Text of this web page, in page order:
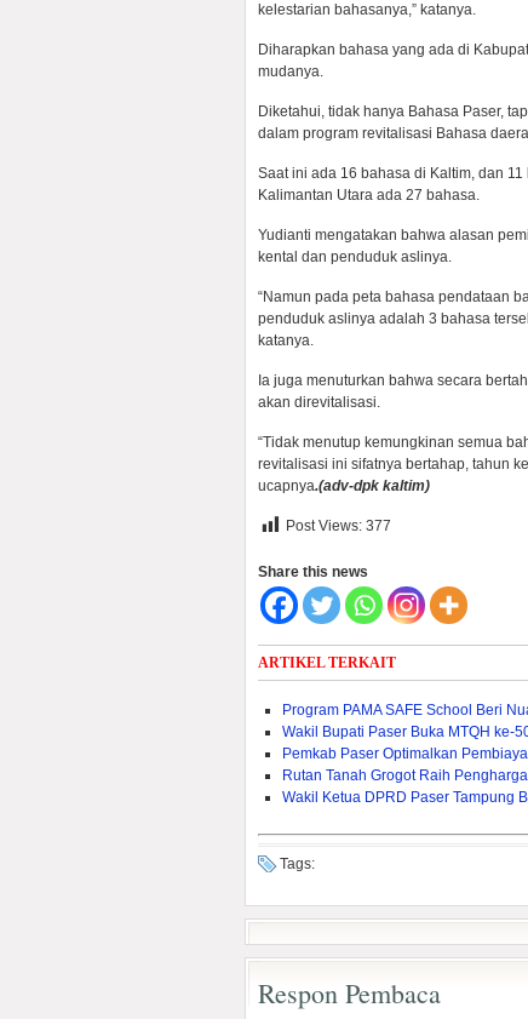
kelestarian bahasanya,” katanya.
Diharapkan bahasa yang ada di
mudanya.
Diketahui, tidak hanya Bahasa Paser,
dalam program revitalisasi Bahasa
Saat ini ada 16 bahasa di Kaltim, dan
Kalimantan Utara ada 27 bahasa.
Yudianti mengatakan bahwa alasan
kental dan penduduk aslinya.
“Namun pada peta bahasa pendataan
penduduk aslinya adalah 3 bahasa
katanya.
Ia juga menuturkan bahwa secara
akan direvitalisasi.
“Tidak menutup kemungkinan semua
revitalisasi ini sifatnya bertahap, tahun
ucapnya.(adv-dpk kaltim)
Post Views: 377
Share this news
ARTIKEL TERKAIT
Program PAMA SAFE School Beri
Wakil Bupati Paser Buka MTQH ke-
Pemkab Paser Optimalkan
Rutan Tanah Grogot Raih
Wakil Ketua DPRD Paser Tampung
Tags:
Respon Pembaca